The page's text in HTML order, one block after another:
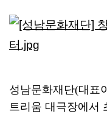
성남문화재단(대표
트리움 대극장에서